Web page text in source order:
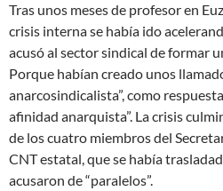
Tras unos meses de profesor en
crisis interna se había ido
acusó al sector sindical de formar
Porque habían creado unos
anarcosindicalista”, como
afinidad anarquista”. La crisis
de los cuatro miembros del
CNT estatal, que se había
acusaron de “paralelos”.